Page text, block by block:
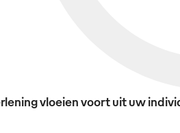
vloeien voort uit uw